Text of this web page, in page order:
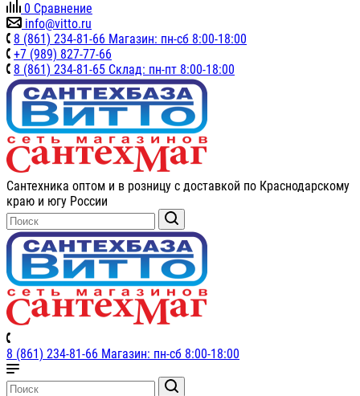
0 Сравнение
info@vitto.ru
8 (861) 234-81-66 Магазин: пн-сб 8:00-18:00
+7 (989) 827-77-66
8 (861) 234-81-65 Склад: пн-пт 8:00-18:00
Сантехника оптом и в розницу с доставкой по Краснодарскому
краю и югу России
8 (861) 234-81-66 Магазин: пн-сб 8:00-18:00